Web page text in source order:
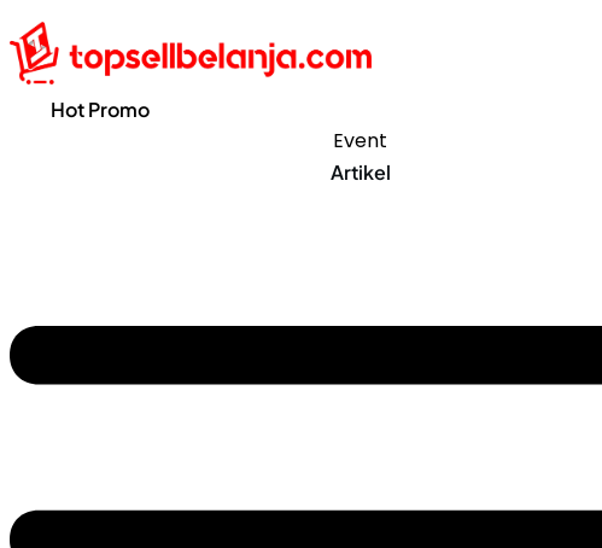
Hot Promo
Event
Artikel